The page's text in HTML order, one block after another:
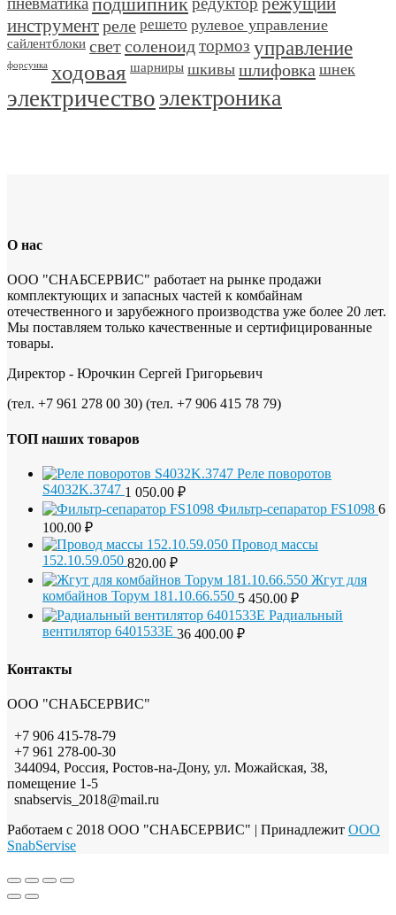
инструментреле решето рулевое управление
сайлентблоки светсоленоидтормоз управление
форсунка ходовая шарниры шкивы шлифовка шнек
электричество электроника
О нас
ООО "СНАБСЕРВИС" работает на рынке продажи
комплектующих и запасных частей к комбайнам
отечественного и зарубежного производства уже более 20 лет.
Мы поставляем только качественные и сертифицированные
товары.
Директор - Юрочкин Сергей Григорьевич
(тел. +7 961 278 00 30) (тел. +7 906 415 78 79)
ТОП наших товаров
Реле поворотов
S4032K.3747 1 050.00 ₽
Фильтр-сепаратор FS1098 6
100.00 ₽
Провод массы
152.10.59.050 820.00 ₽
Жгут для
комбайнов Торум 181.10.66.550 5 450.00 ₽
Радиальный
вентилятор 6401533Е 36 400.00 ₽
Контакты
ООО "СНАБСЕРВИС"
+7 906 415-78-79
+7 961 278-00-30
344094, Россия, Ростов-на-Дону, ул. Можайская, 38,
помещение 1-5
snabservis_2018@mail.ru
Работаем с 2018 ООО "СНАБСЕРВИС" | Принадлежит OOO
SnabServise